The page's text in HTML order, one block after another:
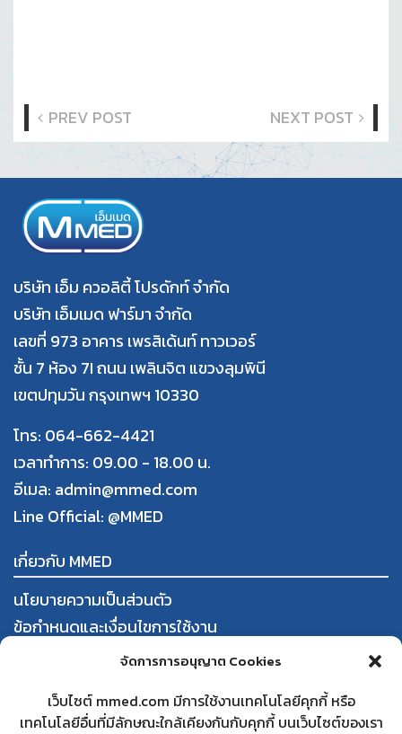
จัดการการอนุญาต Cookies
เว็บไซต์ mmed.com มีการใช้งานเทคโนโลยีคุกกี้ หรือ
เทคโนโลยีอื่นที่มีลักษณะใกล้เคียงกันกับคุกกี้ บนเว็บไซต์ของเรา
PREV POST NEXT POST
บริษัท เอ็ม ควอลิตี้ โปรดักท์ จำกัด
บริษัท เอ็มเมด ฟาร์มา จำกัด
เลขที่ 973 อาคาร เพรสิเด้นท์ ทาวเวอร์
ชั้น 7 ห้อง 7I ถนน เพลินจิต แขวงลุมพินี
เขตปทุมวัน กรุงเทพฯ 10330
โทร: 064-662-4421
เวลาทำการ: 09.00 - 18.00 น.
อีเมล: admin@mmed.com
Line Official: @MMED
เกี่ยวกับ MMED
นโยบายความเป็นส่วนตัว
ข้อกำหนดและเงื่อนไขการใช้งาน
การสั่งซื้อและชำระสินค้า
ใบทะเบียนพาณิชย์